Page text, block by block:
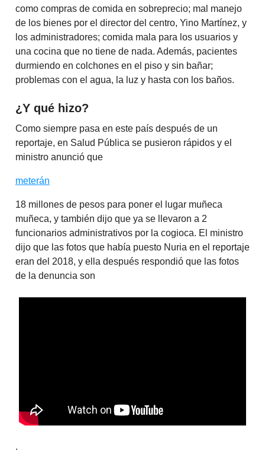
como compras de comida en sobreprecio; mal manejo
de los bienes por el director del centro, Yino Martínez, y
los administradores; comida mala para los usuarios y
una cocina que no tiene de nada. Además, pacientes
durmiendo en colchones en el piso y sin bañar;
problemas con el agua, la luz y hasta con los baños.
¿Y qué hizo?
Como siempre pasa en este país después de un
reportaje, en Salud Pública se pusieron rápidos y el
ministro anunció que
meterán
18 millones de pesos para poner el lugar muñeca
muñeca, y también dijo que ya se llevaron a 2
funcionarios administrativos por la cogioca. El ministro
dijo que las fotos que había puesto Nuria en el reportaje
eran del 2018, y ella después respondió que las fotos
de la denuncia son
.